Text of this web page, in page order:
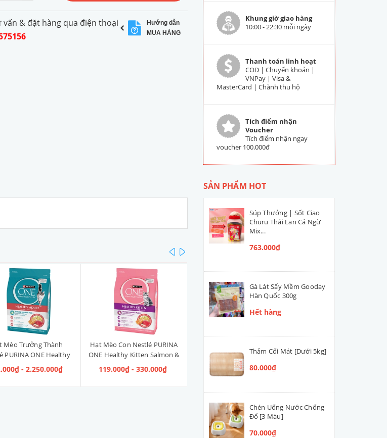
& đặt hàng qua điện thoại
Hướng dẫn
MUA HÀNG
Khung giờ giao hàng
10:00 - 22:30 mỗi ngày
Thanh toán linh hoạt
COD | Chuyển khoản |
VNPay | Visa &
MasterCard | Chành thu hộ
Tích điểm nhận
Voucher
Tích điểm nhận ngay
voucher 100.000đ
Mèo Trưởng Thành
PURINA ONE Healthy
Salmon & Tuna [Vị Cá
Hồi & Cá Ngừ]
- 2.250.000₫
Hạt Mèo Con Nestlé PURINA
ONE Healthy Kitten Salmon &
Tuna [Vị Cá Hồi & Cá Ngừ]
119.000₫ - 330.000₫
ONE Healthy Kitten [Vị Gà]
109.000₫ - 300.000₫
Ruột Cún Mèo
prev
SẢN PHẨM HOT
Súp Thưởng | Sốt Ciao
Churu Thái Lan Cá Ngừ
Mix...
763.000₫
Gà Lát Sấy Mềm Gooday
Hàn Quốc 300g
Hết hàng
Thảm Cối Mát [Dưới 5kg]
80.000₫
Chén Uống Nước Chống
Đổ [3 Màu]
70.000₫